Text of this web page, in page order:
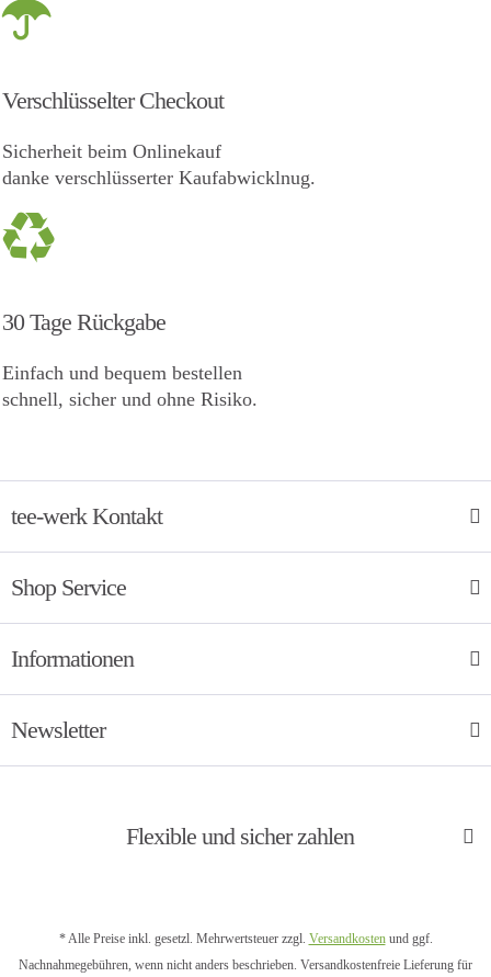
Verschlüsselter Checkout
Sicherheit beim Onlinekauf
danke verschlüsserter Kaufabwicklnug.
30 Tage Rückgabe
Einfach und bequem bestellen
schnell, sicher und ohne Risiko.
tee-werk Kontakt
Shop Service
Informationen
Newsletter
Flexible und sicher zahlen
* Alle Preise inkl. gesetzl. Mehrwertsteuer zzgl. Versandkostenund ggf.
Nachnahmegebühren, wenn nicht anders beschrieben. Versandkostenfreie Lieferung für